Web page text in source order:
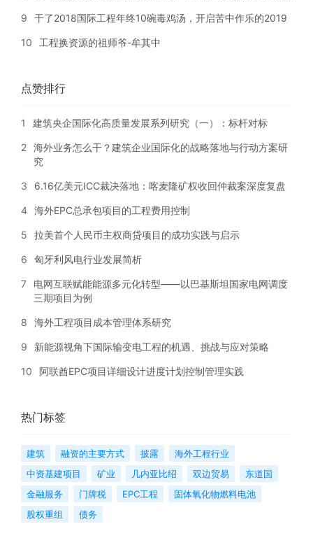
9 干了2018国际工程年终10碗毒鸡汤，开启苦中作乐的2019
10 工程换资源的祖师爷-牟其中
点赞排行
1 建筑央企国际化高质量发展系列研究（一）：标杆对标
2 海外业务怎么干？建筑企业国际化的战略落地与行动方案研
究
3 6.16亿美元ICC裁决落地：喀麦隆矿权收回仲裁案深度复盘
4 海外EPC总承包项目的工程费用控制
5 拉美首个人民币主权商贷项目的成功实践与启示
6 匈牙利风电行业发展简析
7
电网互联赋能能源多元化转型——以巴基斯坦国家电网调度
三期项目为例
8 海外工程项目成本管理体系研究
9 新能源视角下国际输变电工程的机遇、挑战与应对策略
10 阿联酋EPC项目详细设计进度计划控制管理实践
热门标签
建筑 融资的主要方式 披露
海外工程行业
中资基建项目
矿业 几内亚比绍 双边贸易
东道国
金融服务
门牌税 EPC工程
固体氧化物燃料电池
股权重组
债务